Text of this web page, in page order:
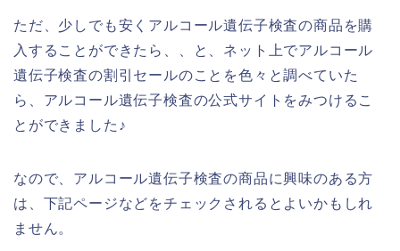
ただ、少しでも安くアルコール遺伝子検査の商品を購
入することができたら、、と、ネット上でアルコール
遺伝子検査の割引セールのことを色々と調べていた
ら、アルコール遺伝子検査の公式サイトをみつけるこ
とができました♪
なので、アルコール遺伝子検査の商品に興味のある方
は、下記ページなどをチェックされるとよいかもしれ
ません。